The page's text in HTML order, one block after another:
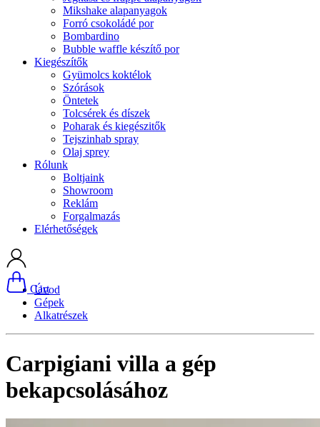
Mikshake alapanyagok
Forró csokoládé por
Bombardino
Bubble waffle készítő por
Kiegészítők
Gyümolcs koktélok
Szórások
Öntetek
Tolcsérek és díszek
Poharak és kiegészitők
Tejszinhab spray
Olaj sprey
Rólunk
Boltjaink
Showroom
Reklám
Forgalmazás
Elérhetőségek
Cart
Úvod
Gépek
Alkatrészek
Carpigiani villa a gép
bekapcsolásához